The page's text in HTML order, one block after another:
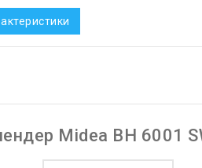
Midea BH 6001